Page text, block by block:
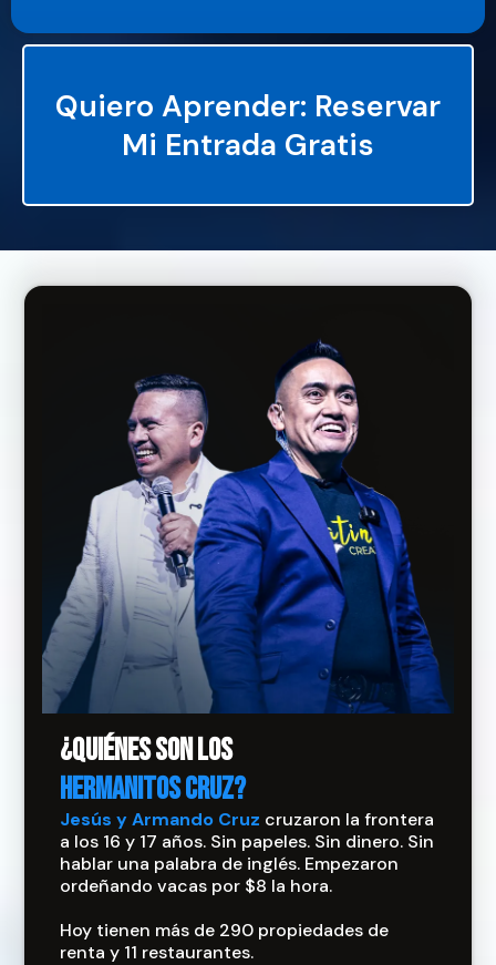
Quiero Aprender: Reservar
Mi Entrada Gratis
¿Quiénes son los
HERMANITOS CRUZ?
Jesús y Armando Cruz cruzaron la frontera
a los 16 y 17 años. Sin papeles. Sin dinero. Sin
hablar una palabra de inglés. Empezaron
ordeñando vacas por $8 la hora.
Hoy tienen más de 290 propiedades de
renta y 11 restaurantes.